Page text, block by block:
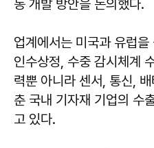
동 개발 방안을 논의했다.
업계에서는 미국과 유럽
인수상정, 수중 감시체계
력뿐 아니라 센서, 통신,
춘 국내 기자재 기업의 수
고 있다.